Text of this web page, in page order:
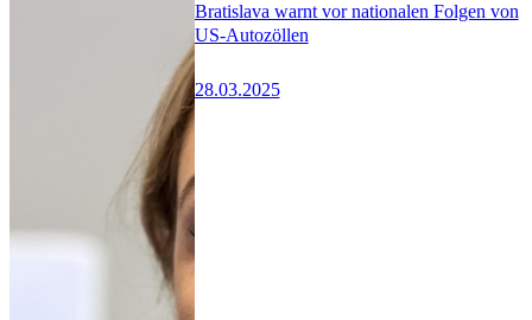
Bratislava warnt vor nationalen Folgen von
US-Autozöllen
28.03.2025